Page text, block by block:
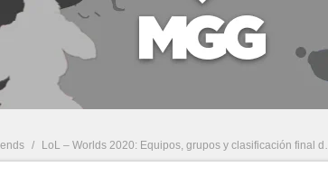
/ LoL – Worlds 2020: Equipos, grupos y clasificación final del campeonato mundial